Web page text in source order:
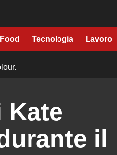
Food Tecnologia Lavoro
Kate
il